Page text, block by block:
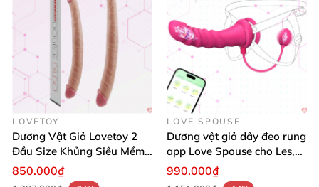
LOVETOY
Dương Vật Giả Lovetoy 2
Đầu Size Khủng Siêu Mềm
Kích Thích Les
850.000₫
LOVE SPOUSE
Dương vật giả dây đeo rung
app Love Spouse cho Les,
đồng tính nữ
990.000₫